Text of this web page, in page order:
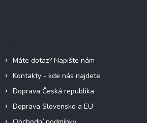
Máte dotaz? Napište nám
Kontakty - kde nás najdete
Doprava Česká republika
Doprava Slovensko a EU